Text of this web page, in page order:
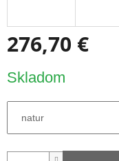
276,70 €
cena:
Skladom